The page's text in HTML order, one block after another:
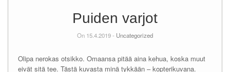
Puiden varjot
On 15.4.2019 - Uncategorized
Olipa nerokas otsikko. Omaansa pitää aina kehua, koska muut
eivät sitä tee. Tästä kuvasta minä tykkään – kopterikuvana.